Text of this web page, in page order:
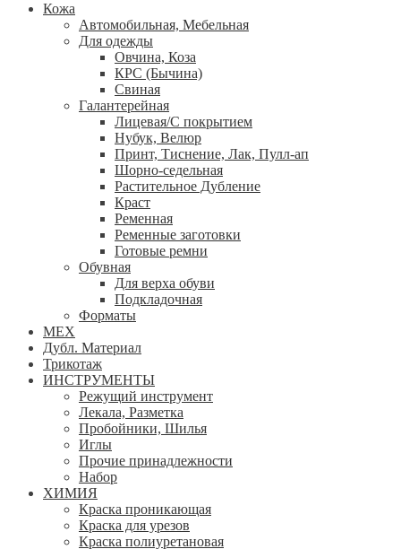
Кожа
Автомобильная, Мебельная
Для одежды
Овчина, Коза
КРС (Бычина)
Свиная
Галантерейная
Лицевая/С покрытием
Нубук, Велюр
Принт, Тиснение, Лак, Пулл-ап
Шорно-седельная
Растительное Дубление
Краст
Ременная
Ременные заготовки
Готовые ремни
Обувная
Для верха обуви
Подкладочная
Форматы
МЕХ
Дубл. Материал
Трикотаж
ИНСТРУМЕНТЫ
Режущий инструмент
Лекала, Разметка
Пробойники, Шилья
Иглы
Прочие принадлежности
Набор
ХИМИЯ
Краска проникающая
Краска для урезов
Краска полиуретановая